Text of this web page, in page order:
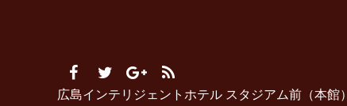
広島インテリジェントホテル スタジアム前（本館）